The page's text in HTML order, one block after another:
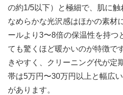
の約1/5以下）と極細で、肌に
なめらかな光沢感はほかの素材
ールより3〜8倍の保温性を持つ
ても驚くほど暖かいのが特徴で
きやすく、クリーニング代が定
帯は5万円〜30万円以上と幅広
があります。